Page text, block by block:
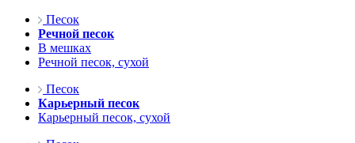
Песок
Речной песок
В мешках
Речной песок, сухой
Песок
Карьерный песок
Карьерный песок, сухой